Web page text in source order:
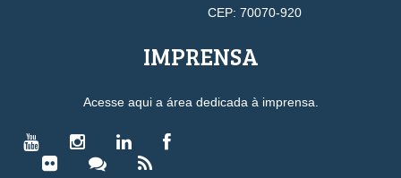
CEP: 70070-920
IMPRENSA
Acesse aqui a área dedicada à imprensa.